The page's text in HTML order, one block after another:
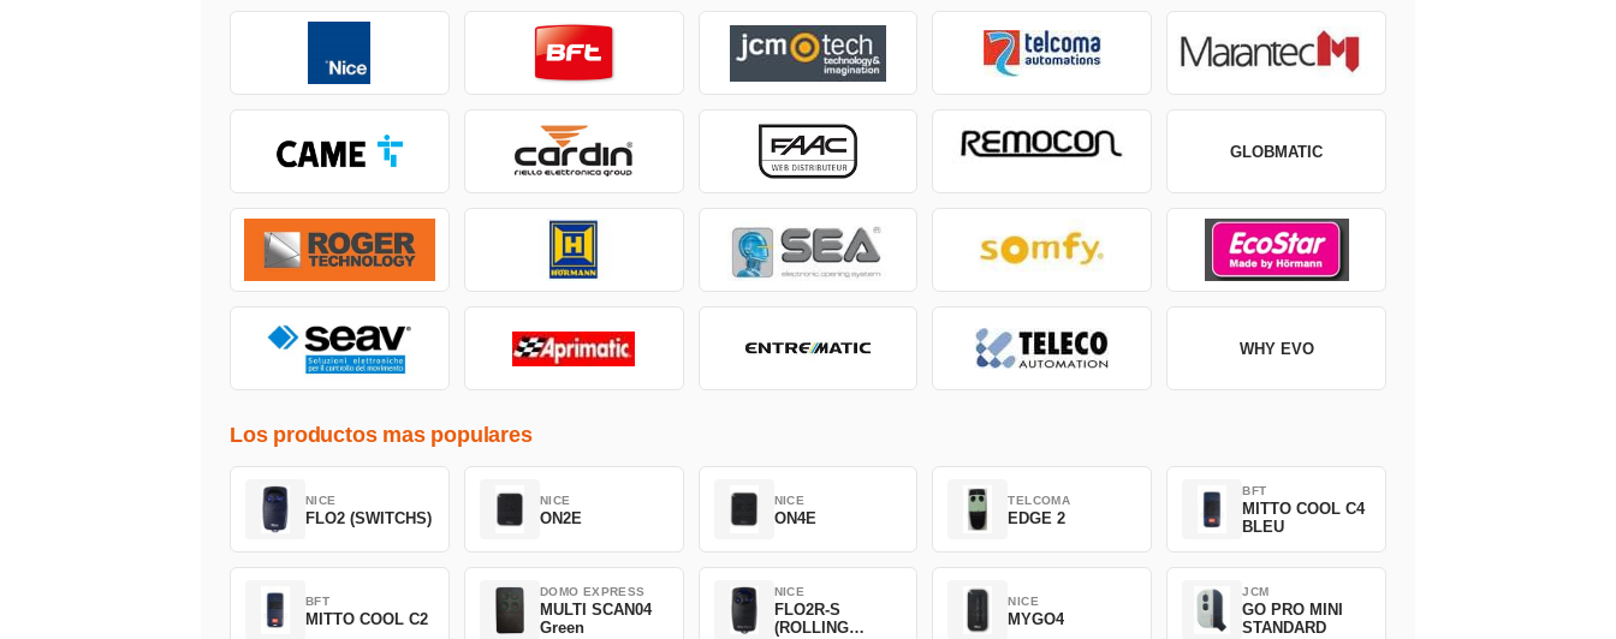
GLOBMATIC
WHY EVO
Los productos mas populares
NICE
FLO2 (SWITCHS)
NICE
ON2E
NICE
ON4E
TELCOMA
EDGE 2
BFT
MITTO COOL C4
BLEU
BFT
MITTO COOL C2
DOMO EXPRESS
MULTI SCAN04
Green
NICE
FLO2R-S
(ROLLING
NICE
MYGO4
JCM
GO PRO MINI
STANDARD